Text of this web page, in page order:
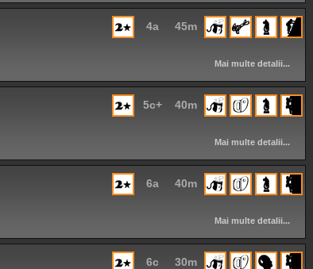
45m
4a
Mai multe detalii...
40m
5c+
Mai multe detalii...
40m
6a
Mai multe detalii...
30m
6c